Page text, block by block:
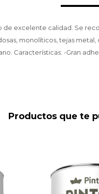
de excelente calidad. Se
monolíticos, tejas metal,
Características: -Gran
Productos que te